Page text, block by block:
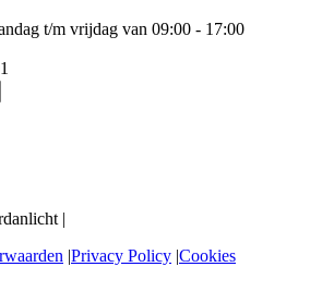
t/m vrijdag van 09:00 - 17:00
|
Privacy Policy Cookies